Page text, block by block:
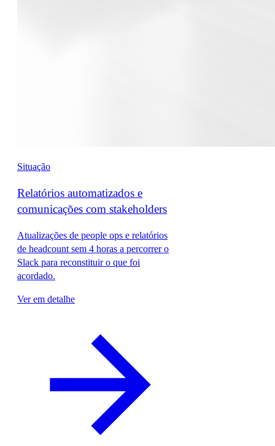
Situação
Relatórios automatizados e
comunicações com stakeholders
Atualizações de people ops e relatórios
de headcount sem 4 horas a percorrer o
Slack para reconstituir o que foi
acordado.
Ver em detalhe